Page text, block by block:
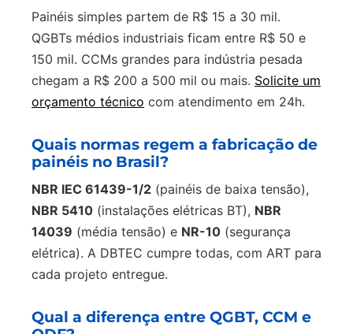
Painéis simples partem de R$ 15 a 30 mil.
QGBTs médios industriais ficam entre R$ 50 e
150 mil. CCMs grandes para indústria pesada
chegam a R$ 200 a 500 mil ou mais. Solicite um
orçamento técnico com atendimento em 24h.
Quais normas regem a fabricação de
painéis no Brasil?
NBR IEC 61439-1/2 (painéis de baixa tensão),
NBR 5410 (instalações elétricas BT), NBR
14039 (média tensão) e NR-10 (segurança
elétrica). A DBTEC cumpre todas, com ART para
cada projeto entregue.
Qual a diferença entre QGBT, CCM e